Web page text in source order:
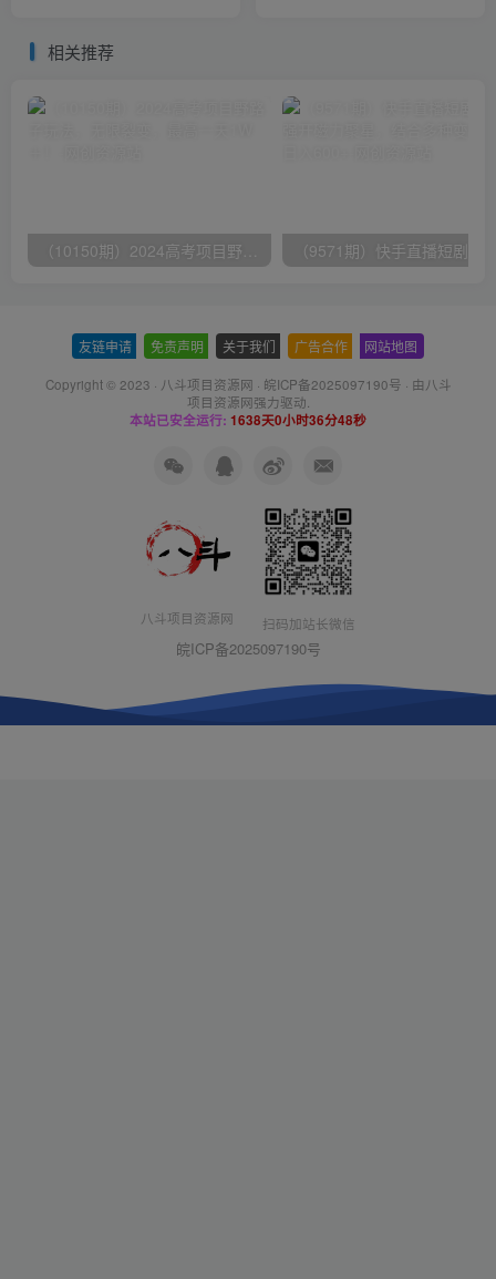
相关推荐
（10150期）2024高考项目野路子玩法，无限裂变，最高一天1W＋！
友链申请 免责声明 关于我们 广告合作 网站地图
Copyright © 2023 · 八斗项目资源网 · 皖ICP备2025097190号 · 由八斗
项目资源网强力驱动.
本站已安全运行: 1638天0小时36分50秒
八斗项目资源网 扫码加站长微信
皖ICP备2025097190号